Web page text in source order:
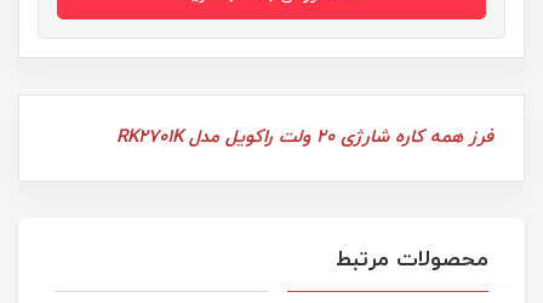
فرز همه کاره شارژی 20 ولت راکویل مدل RK2701K
محصولات مرتبط